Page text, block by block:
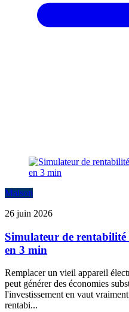
Maison
26 juin 2026
Simulateur de rentabilité
en 3 min
Remplacer un vieil appareil
peut générer des économies
l'investissement en vaut
rentabi...